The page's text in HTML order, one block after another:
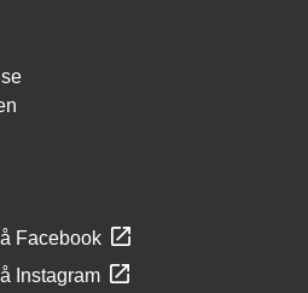
Facebook
Instagram